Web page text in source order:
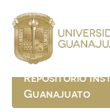
navigation
Repositorio
Guanajuato